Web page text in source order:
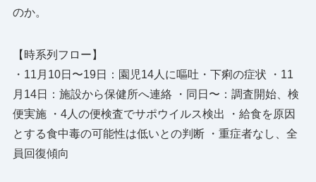
のか。
【時系列フロー】
・11月10日〜19日：園児14人に嘔吐・下痢の症状 ・11
月14日：施設から保健所へ連絡 ・同日〜：調査開始、検
便実施 ・4人の便検査でサポウイルス検出 ・給食を原因
とする食中毒の可能性は低いとの判断 ・重症者なし、全
員回復傾向